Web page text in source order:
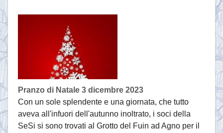
Pranzo di Natale 3 dicembre 2023
Con un sole splendente e una giornata, che tutto
aveva all'infuori dell'autunno inoltrato, i soci della
SeSi si sono trovati al Grotto del Fuin ad Agno per il